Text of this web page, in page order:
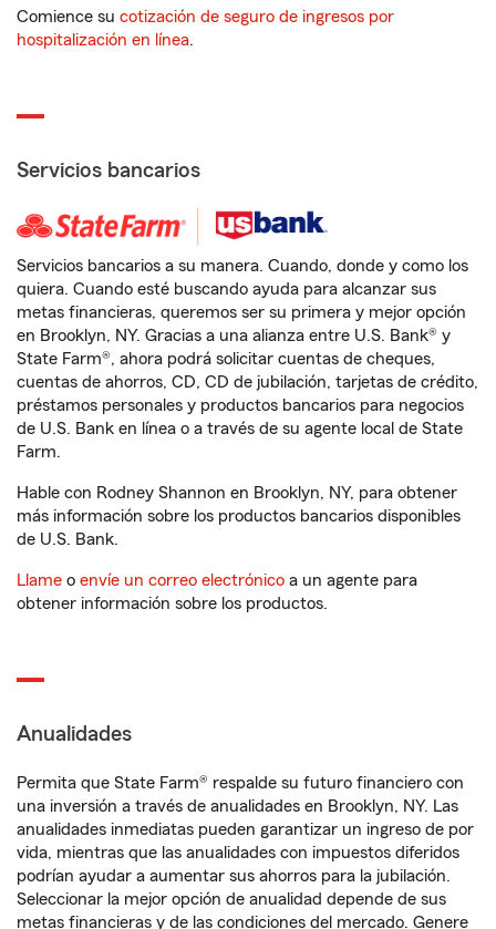
Comience su cotización de seguro de ingresos por
hospitalización en línea.
Servicios bancarios
Servicios bancarios a su manera. Cuando, donde y como los
quiera. Cuando esté buscando ayuda para alcanzar sus
metas financieras, queremos ser su primera y mejor opción
en Brooklyn, NY. Gracias a una alianza entre U.S. Bank® y
State Farm®, ahora podrá solicitar cuentas de cheques,
cuentas de ahorros, CD, CD de jubilación, tarjetas de crédito,
préstamos personales y productos bancarios para negocios
de U.S. Bank en línea o a través de su agente local de State
Farm.
Hable con Rodney Shannon en Brooklyn, NY, para obtener
más información sobre los productos bancarios disponibles
de U.S. Bank.
Llame o envíe un correo electrónico a un agente para
obtener información sobre los productos.
Anualidades
Permita que State Farm® respalde su futuro financiero con
una inversión a través de anualidades en Brooklyn, NY. Las
anualidades inmediatas pueden garantizar un ingreso de por
vida, mientras que las anualidades con impuestos diferidos
podrían ayudar a aumentar sus ahorros para la jubilación.
Seleccionar la mejor opción de anualidad depende de sus
metas financieras y de las condiciones del mercado. Genere